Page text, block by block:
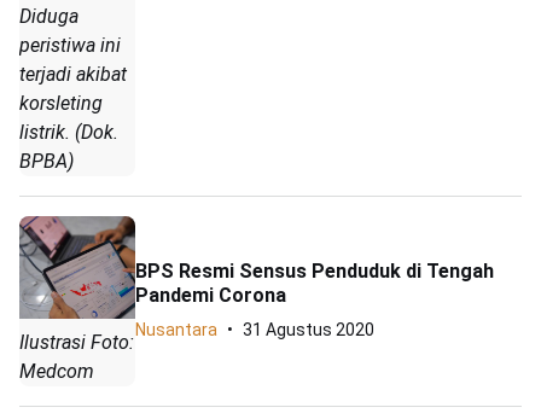
Diduga
peristiwa ini
terjadi akibat
korsleting
listrik. (Dok.
BPBA)
Ilustrasi Foto:
Medcom
BPS Resmi Sensus Penduduk di Tengah
Pandemi Corona
Nusantara 31 Agustus 2020